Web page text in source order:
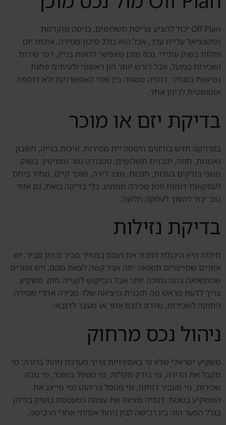
Off Plan יכול להציע פריסת תשלומים, כניסה מוקדמת
ופוטנציאל עליית ערך, אבל הוא כולל סיכון מסירה, איכות יזם
ותלות בשוק עתידי. נכס מוכן מאפשר לראות בניין, דמי שירות
ושכירות בפועל, אבל דורש יותר הון ראשוני ולעיתים פחות
גמישות במחיר. דנסיה משווה בין שתי האפשרויות ולא דוחפת
אוטומטית לכיוון אחד.
בדיקת יזם או מוכר
בפרויקט חדש בודקים היסטוריית מסירות, איכות בנייה, חשבון
נאמנות, חוזה, תוכנית תשלומים, סטנדרט גמר ומוניטין. בשוק
משני בודקים בעלות, חובות, מצב דירה, שוכר קיים, מחיר ביחס
לעסקאות דומות וזמן מכירה ממוצע. בלי בדיקה כזאת, גם אזור
טוב יכול להפוך לעסקה חלשה.
בדיקת נזילות
נזילות היא היכולת למכור את הנכס במחיר סביר ובזמן סביר. יש
אזורים שמייצרים תשואה יפה אבל קשה לצאת מהם, ויש אזורים
שהתשואה בהם נמוכה יותר אבל הביקוש לקנייה חזק. משקיע
צריך לדעת מראש מה תוכנית היציאה שלו: מכירה אחרי מסירה,
החזקה לשכירות, שדרוג לנכס אחר או מעבר לדובאי.
ניהול נכס מרחוק
משקיע ישראלי שלא גר באמירויות צריך מערכת ניהול ברורה: מי
מקבל את הדירה, מי בודק תקלות, מי מטפל בשוכר, מי גובה
שכירות, מי מעביר דוחות, מי מטפל בריהוט ומי מייצג את
המשקיע בשטח. דנסיה מציגה את עצמה כמעטפת בוטיק בדיוק
בגלל הפער הזה בין רכישה לבין ניהול אמיתי אחרי הרכישה.